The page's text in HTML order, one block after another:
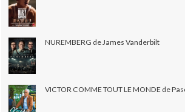
NUREMBERG de James Vanderbilt
VICTOR COMME TOUT LE MONDE de